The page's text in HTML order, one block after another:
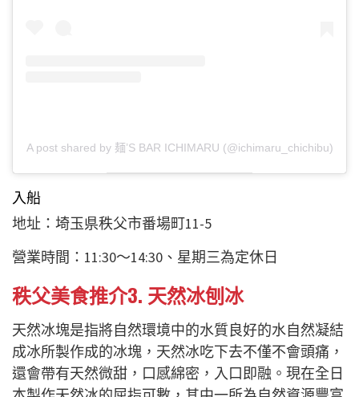
A post shared by 麺’S BAR ICHIMARU (@ichimaru_chichibu)
入船
地址：埼玉県秩父市番場町11-5
營業時間：11:30～14:30、星期三為定休日
秩父美食推介3. 天然冰刨冰
天然冰塊是指將自然環境中的水質良好的水自然凝結
成冰所製作成的冰塊，天然冰吃下去不僅不會頭痛，
還會帶有天然微甜，口感綿密，入口即融。現在全日